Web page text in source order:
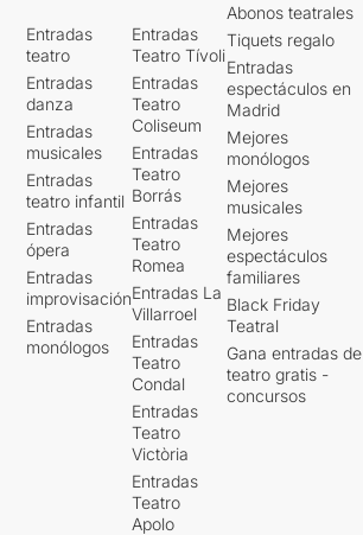
Entradas
teatro
Entradas
danza
Entradas
musicales
Entradas
teatro infantil
Entradas
ópera
Entradas
improvisación
Entradas
monólogos
Entradas
Teatro Tívoli
Entradas
Teatro
Coliseum
Entradas
Teatro
Borrás
Entradas
Teatro
Romea
Entradas La
Villarroel
Entradas
Teatro
Condal
Entradas
Teatro
Victòria
Entradas
Teatro
Apolo
Abonos teatrales
Tiquets regalo
Entradas
espectáculos en
Madrid
Mejores
monólogos
Mejores
musicales
Mejores
espectáculos
familiares
Black Friday
Teatral
Gana entradas de
teatro gratis -
concursos